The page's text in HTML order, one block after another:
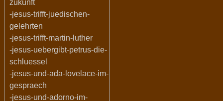
zukunft
-jesus-trifft-juedischen-
gelehrten
-jesus-trifft-martin-luther
-jesus-uebergibt-petrus-die-
schluessel
-jesus-und-ada-lovelace-im-
gespraech
-jesus-und-adorno-im-